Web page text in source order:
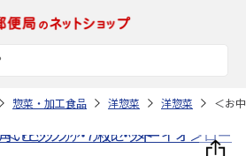
惣菜・加工食品 洋惣菜 洋惣菜 ＜お